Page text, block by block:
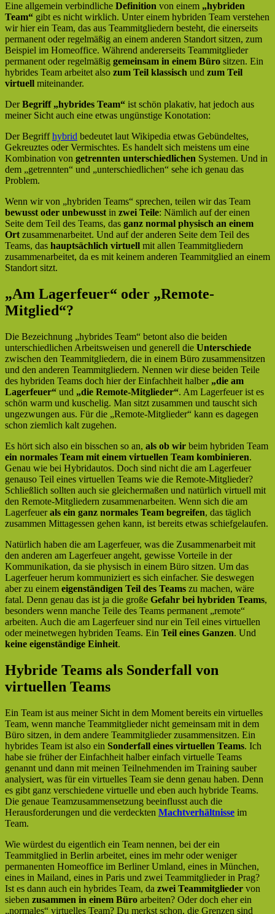
Eine allgemein verbindliche Definition von einem „hybriden
Team“ gibt es nicht wirklich. Unter einem hybriden Team verstehen
wir hier ein Team, das aus Teammitgliedern besteht, die einerseits
permanent oder regelmäßig an einem anderen Standort sitzen, zum
Beispiel im Homeoffice. Während andererseits Teammitglieder
permanent oder regelmäßig gemeinsam in einem Büro sitzen. Ein
hybrides Team arbeitet also zum Teil klassisch und zum Teil
virtuell miteinander.
DerBegriff „hybrides Team“ ist schön plakativ, hat jedoch aus
meiner Sicht auch eine etwas ungünstige Konotation:
Der Begriffhybrid bedeutet laut Wikipedia etwas Gebündeltes,
Gekreuztes oder Vermischtes. Es handelt sich meistens um eine
Kombination von getrennten unterschiedlichen Systemen. Und in
dem „getrennten“ und „unterschiedlichen“ sehe ich genau das
Problem.
Wenn wir von „hybriden Teams“ sprechen, teilen wir das Team
bewusst oder unbewusst in zwei Teile: Nämlich auf der einen
Seite dem Teil des Teams, das ganz normal physisch an einem
Ort zusammenarbeitet. Und auf der anderen Seite dem Teil des
Teams, das hauptsächlich virtuell mit allen Teammitgliedern
zusammenarbeitet, da es mit keinem anderen Teammitglied an einem
Standort sitzt.
„Am Lagerfeuer“ oder „Remote-
Mitglied“?
Die Bezeichnung „hybrides Team“ betont also die beiden
unterschiedlichen Arbeitsweisen und generell die Unterschiede
zwischen den Teammitgliedern, die in einem Büro zusammensitzen
und den anderen Teammitgliedern. Nennen wir diese beiden Teile
des hybriden Teams doch hier der Einfachheit halber „die am
Lagerfeuer“ und „die Remote-Mitglieder“. Am Lagerfeuer ist es
schön warm und kuschelig. Man sitzt zusammen und tauscht sich
ungezwungen aus. Für die „Remote-Mitglieder“ kann es dagegen
schon ziemlich kalt zugehen.
Es hört sich also ein bisschen so an, als ob wir beim hybriden Team
ein normales Team mit einem virtuellen Team kombinieren.
Genau wie bei Hybridautos. Doch sind nicht die am Lagerfeuer
genauso Teil eines virtuellen Teams wie die Remote-Mitglieder?
Schließlich sollten auch sie gleichermaßen und natürlich virtuell mit
den Remote-Mitgliedern zusammenarbeiten. Wenn sich die am
Lagerfeuerals ein ganz normales Team begreifen, das täglich
zusammen Mittagessen gehen kann, ist bereits etwas schiefgelaufen.
Natürlich haben die am Lagerfeuer, was die Zusammenarbeit mit
den anderen am Lagerfeuer angeht, gewisse Vorteile in der
Kommunikation, da sie physisch in einem Büro sitzen. Um das
Lagerfeuer herum kommuniziert es sich einfacher. Sie deswegen
aber zu einem eigenständigen Teil des Teams zu machen, wäre
fatal. Denn genau das ist ja die große Gefahr bei hybriden Teams,
besonders wenn manche Teile des Teams permanent „remote“
arbeiten. Auch die am Lagerfeuer sind nur ein Teil eines virtuellen
oder meinetwegen hybriden Teams. Ein Teil eines Ganzen. Und
keine eigenständige Einheit.
Hybride Teams als Sonderfall von
virtuellen Teams
Ein Team ist aus meiner Sicht in dem Moment bereits ein virtuelles
Team, wenn manche Teammitglieder nicht gemeinsam mit in dem
Büro sitzen, in dem andere Teammitglieder zusammensitzen. Ein
hybrides Team ist also ein Sonderfall eines virtuellen Teams. Ich
habe sie früher der Einfachheit halber einfach virtuelle Teams
genannt und dann mit meinen Teilnehmenden im Training sauber
analysiert, was für ein virtuelles Team sie denn genau haben. Denn
es gibt ganz verschiedene virtuelle und eben auch hybride Teams.
Die genaue Teamzusammensetzung beeinflusst auch die
Herausforderungen und die verdeckten Machtverhältnisse im
Team.
Wie würdest du eigentlich ein Team nennen, bei der ein
Teammitglied in Berlin arbeitet, eines im mehr oder weniger
permanenten Homeoffice im Berliner Umland, eines in München,
eines in Mailand, eines in Paris und zwei Teammitglieder in Prag?
Ist es dann auch ein hybrides Team, da zwei Teammitglieder von
sieben zusammen in einem Büro arbeiten? Oder doch eher ein
„normales“ virtuelles Team? Du merkst schon, die Grenzen sind